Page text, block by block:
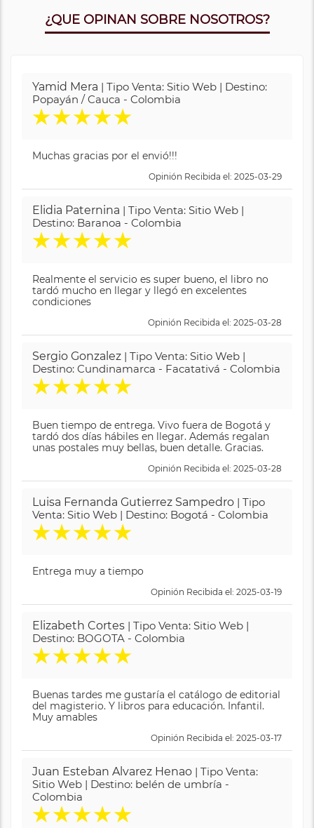
¿QUE OPINAN SOBRE NOSOTROS?
Yamid Mera | Tipo Venta: Sitio Web | Destino:
Popayán / Cauca - Colombia
★★★★★
Muchas gracias por el envió!!!
Opinión Recibida el: 2025-03-29
Elidia Paternina | Tipo Venta: Sitio Web |
Destino: Baranoa - Colombia
★★★★★
Realmente el servicio es super bueno, el libro no
tardó mucho en llegar y llegó en excelentes
condiciones
Opinión Recibida el: 2025-03-28
Sergio Gonzalez | Tipo Venta: Sitio Web |
Destino: Cundinamarca - Facatativá - Colombia
★★★★★
Buen tiempo de entrega. Vivo fuera de Bogotá y
tardó dos días hábiles en llegar. Además regalan
unas postales muy bellas, buen detalle. Gracias.
Opinión Recibida el: 2025-03-28
Luisa Fernanda Gutierrez Sampedro | Tipo
Venta: Sitio Web | Destino: Bogotá - Colombia
★★★★★
Entrega muy a tiempo
Opinión Recibida el: 2025-03-19
Elizabeth Cortes | Tipo Venta: Sitio Web |
Destino: BOGOTA - Colombia
★★★★★
Buenas tardes me gustaría el catálogo de editorial
del magisterio. Y libros para educación. Infantil.
Muy amables
Opinión Recibida el: 2025-03-17
Juan Esteban Alvarez Henao | Tipo Venta:
Sitio Web | Destino: belén de umbría -
Colombia
★★★★★